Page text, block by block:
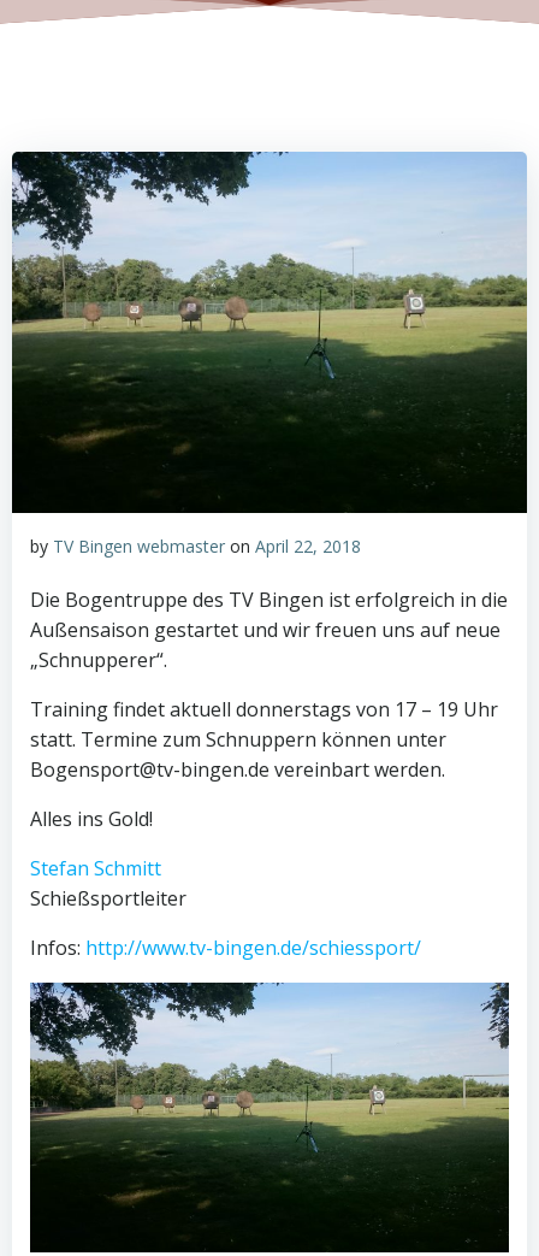
by TV Bingen webmaster on April 22, 2018
Die Bogentruppe des TV Bingen ist erfolgreich in die
Außensaison gestartet und wir freuen uns auf neue
„Schnupperer“.
Training findet aktuell donnerstags von 17 – 19 Uhr
statt. Termine zum Schnuppern können unter
Bogensport@tv-bingen.de vereinbart werden.
Alles ins Gold!
Stefan Schmitt
Schießsportleiter
Infos: http://www.tv-bingen.de/schiessport/